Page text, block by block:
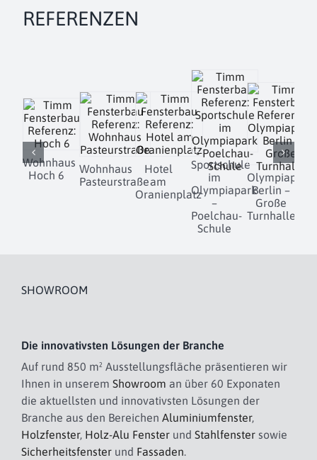
REFERENZEN
Wohnhaus
Hoch 6
Wohnhaus
Pasteurstraße
Hotel
am
Oranienplatz
Sportschule
im
Olympiapark
–
Poelchau-
Schule
Olympiapark
Berlin –
Große
Turnhalle
SHOWROOM
Die innovativsten Lösungen der Branche
Auf rund 850 m² Ausstellungsfläche präsentieren wir
Ihnen in unserem Showroom an über 60 Exponaten
die aktuellsten und innovativsten Lösungen der
Branche aus den Bereichen Aluminiumfenster,
Holzfenster, Holz-Alu Fensterund Stahlfenstersowie
Sicherheitsfensterund Fassaden.